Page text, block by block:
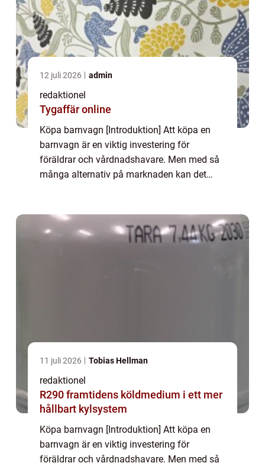
12 juli 2026 admin
redaktionel
Tygaffär online
Köpa barnvagn [Introduktion] Att köpa en
barnvagn är en viktig investering för
föräldrar och vårdnadshavare. Men med så
många alternativ på marknaden kan det
översik...
11 juli 2026 Tobias Hellman
redaktionel
R290 framtidens köldmedium i ett mer
hållbart kylsystem
Köpa barnvagn [Introduktion] Att köpa en
barnvagn är en viktig investering för
föräldrar och vårdnadshavare. Men med så